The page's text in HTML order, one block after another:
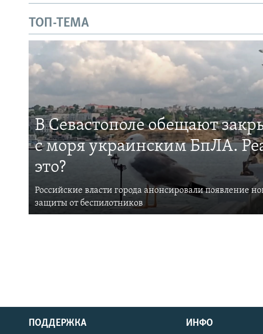
ТОП-ТЕМА
В Севастополе обещают
с моря украинским БпЛА.
это?
Российские власти города анонсировали появление
защиты от беспилотников
ПОДДЕРЖКА ИНФО